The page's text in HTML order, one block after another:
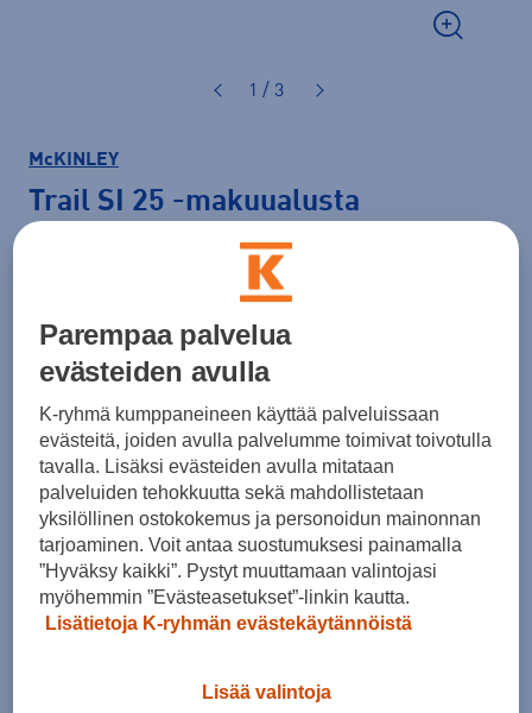
1 / 3
McKINLEY
Trail SI 25 -makuualusta
30pv alin hinta: 24,99 €
Lisätietoa
Koko
M
Parempaa palvelua
evästeiden avulla
K-ryhmä kumppaneineen käyttää palveluissaan
evästeitä, joiden avulla palvelumme toimivat toivotulla
tavalla. Lisäksi evästeiden avulla mitataan
palveluiden tehokkuutta sekä mahdollistetaan
yksilöllinen ostokokemus ja personoidun mainonnan
tarjoaminen. Voit antaa suostumuksesi painamalla
”Hyväksy kaikki”. Pystyt muuttamaan valintojasi
myöhemmin ”Evästeasetukset”-linkin kautta.
Lisätietoja K-ryhmän evästekäytännöistä
Lisää valintoja